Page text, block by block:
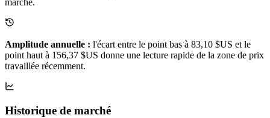
Amplitude annuelle : l'écart entre le point bas à 83,10 $US et le
point haut à 156,37 $US donne une lecture rapide de la zone de prix
travaillée récemment.
Historique de marché